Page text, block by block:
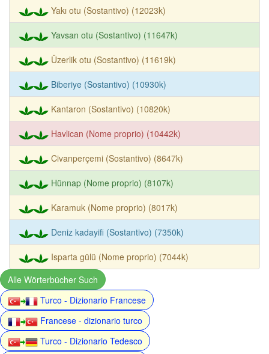
Yakı otu (Sostantivo) (12023k)
Yavsan otu (Sostantivo) (11647k)
Üzerlik otu (Sostantivo) (11619k)
Biberiye (Sostantivo) (10930k)
Kantaron (Sostantivo) (10820k)
Havlican (Nome proprio) (10442k)
Civanperçemi (Sostantivo) (8647k)
Hünnap (Nome proprio) (8107k)
Karamuk (Nome proprio) (8017k)
Deniz kadayifi (Sostantivo) (7350k)
Isparta gülü (Nome proprio) (7044k)
Alle Wörterbücher Such
Turco - Dizionario Francese
Francese - dizionario turco
Turco - Dizionario Tedesco